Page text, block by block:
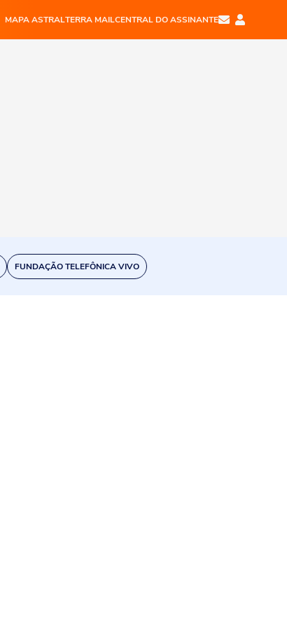
MAPA ASTRALTERRA MAILCENTRAL DO ASSINANTE
FUNDAÇÃO TELEFÔNICA VIVO